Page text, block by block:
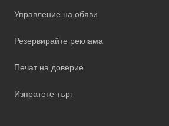
Управление на обяви
Резервирайте реклама
Печат на доверие
Изпратете търг